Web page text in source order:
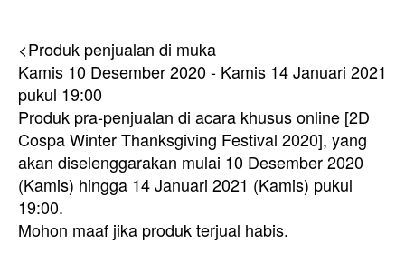
<Produk penjualan di muka
Kamis 10 Desember 2020 - Kamis 14 Januari 2021
pukul 19:00
Produk pra-penjualan di acara khusus online [2D
Cospa Winter Thanksgiving Festival 2020], yang
akan diselenggarakan mulai 10 Desember 2020
(Kamis) hingga 14 Januari 2021 (Kamis) pukul
19:00.
Mohon maaf jika produk terjual habis.